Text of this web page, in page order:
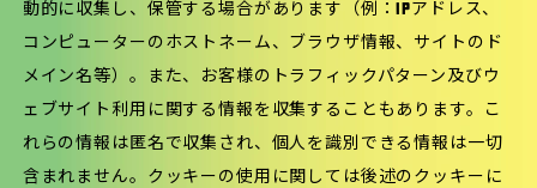
動的に収集し、保管する場合があります（例：IPアドレス、
コンピューターのホストネーム、ブラウザ情報、サイトのド
メイン名等）。また、お客様のトラフィックパターン及びウ
ェブサイト利用に関する情報を収集することもあります。こ
れらの情報は匿名で収集され、個人を識別できる情報は一切
含まれません。クッキーの使用に関しては後述のクッキーに